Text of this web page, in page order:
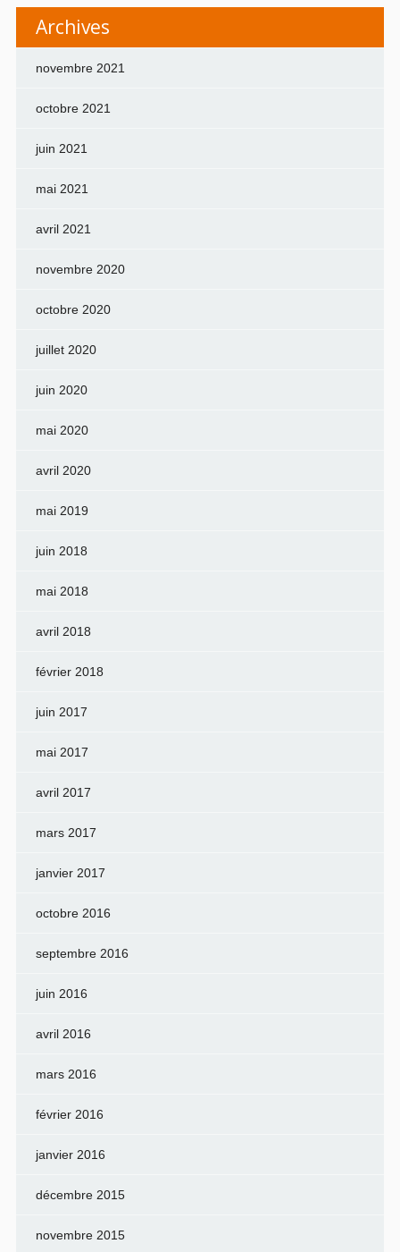
Archives
novembre 2021
octobre 2021
juin 2021
mai 2021
avril 2021
novembre 2020
octobre 2020
juillet 2020
juin 2020
mai 2020
avril 2020
mai 2019
juin 2018
mai 2018
avril 2018
février 2018
juin 2017
mai 2017
avril 2017
mars 2017
janvier 2017
octobre 2016
septembre 2016
juin 2016
avril 2016
mars 2016
février 2016
janvier 2016
décembre 2015
novembre 2015